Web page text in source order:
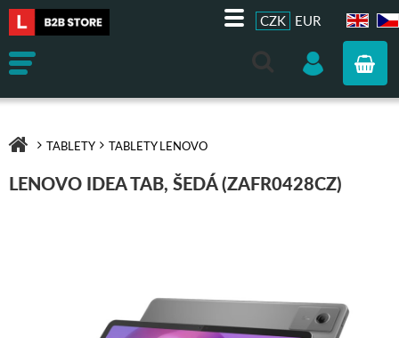
EN CZ
CZK EUR
TABLETY TABLETY LENOVO
LENOVO IDEA TAB, ŠEDÁ (ZAFR0428CZ)